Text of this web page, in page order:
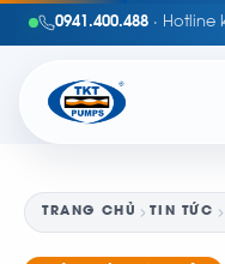
0941.400.488 · Hotline
TRANG CHỦ TIN TỨC